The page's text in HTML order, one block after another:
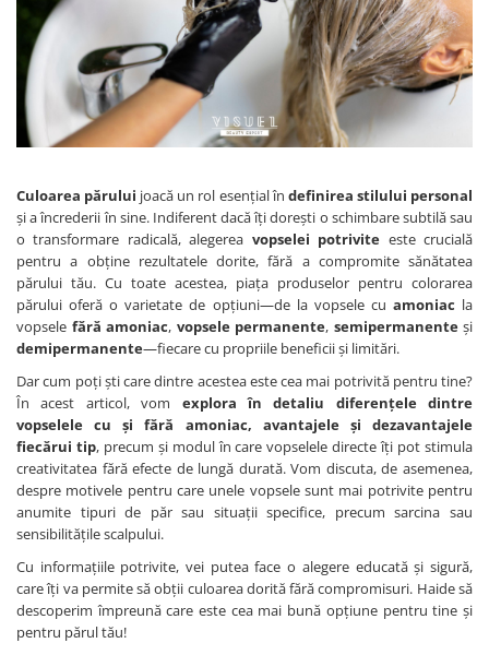
Uleiuri de par
Spume de par
Vopsele de par
Oxidanti de par
Decolorant de par
Articole vopsit
Sorturi
Casti suvite
Seturi vopsit
Cantare vopsit
Timmere vopsit
Consumabile vopsit
Pensule de vopsit parul
Spatule de vopsit parul
Solutii anti-pete vopsea
Produse cosmetice vopsit
Storcatoare tuburi vopsea
Boluri pentru vopsit parul
Aparatura coafor
Ondulatoare de par
Aparate de sterilizat
Masini tuns par nas si urechi
Foarfece de tuns
Foarfeci tuns
Foarfece de filat
Suporturi foarfeci
Oglinzi
Piepteni
Pamatufuri
Perii de par
Pulverizatoare
Pelerine de tuns profesionale
Lame briciuri
Briciuri de barbierit
Consumabile frizerie
Produse cosmetice barber
Echipament lucru frizerie
Mobilier barber
Ceara de epilat
Incalzitor ceara
Hartie epilatoare
Produse pre si post epilat
Accesorii epilat
Uleiuri masaj
Accesorii masaj
Kimono-uri
Mobilier cosmetic
Produse SPA relax
Aparatura cosmetica
Forfecute sprancene
Consumabile cosmetica
Pensete pentru sprancene
Vopsea sprancene profesionala
Produse gene si sprancene
Freze manichiura
Capete freza unghii
Instrumente otel
Perini manichiura
Tratamente parafina
Consumabile manichiura
pedichiura
Lampi manichiura LED/UV
Gamma+
Gettin Fluo
Italicare
JRL
Klintensiv
Labor Pro
Nish Lady
Noemi
PerfectBeauty
Proco
Rovra
Refectocil
Shot
Splendor
Termix
Thuya
Upgrade
XPS
Culoarea părului joacă un rol esențial în definirea stilului personal
și a încrederii în sine. Indiferent dacă îți dorești o schimbare subtilă sau
o transformare radicală, alegerea vopselei potrivite este crucială
pentru a obține rezultatele dorite, fără a compromite sănătatea
părului tău. Cu toate acestea, piața produselor pentru colorarea
părului oferă o varietate de opțiuni—de la vopsele cu amoniac la
vopsele fără amoniac, vopsele permanente, semipermanente și
demipermanente—fiecare cu propriile beneficii și limitări.
Dar cum poți ști care dintre acestea este cea mai potrivită pentru tine?
În acest articol, vom explora în detaliu diferențele dintre
vopselele cu și fără amoniac, avantajele și dezavantajele
fiecărui tip, precum și modul în care vopselele directe îți pot stimula
creativitatea fără efecte de lungă durată. Vom discuta, de asemenea,
despre motivele pentru care unele vopsele sunt mai potrivite pentru
anumite tipuri de păr sau situații specifice, precum sarcina sau
sensibilitățile scalpului.
Cu informațiile potrivite, vei putea face o alegere educată și sigură,
care îți va permite să obții culoarea dorită fără compromisuri. Haide să
descoperim împreună care este cea mai bună opțiune pentru tine și
pentru părul tău!